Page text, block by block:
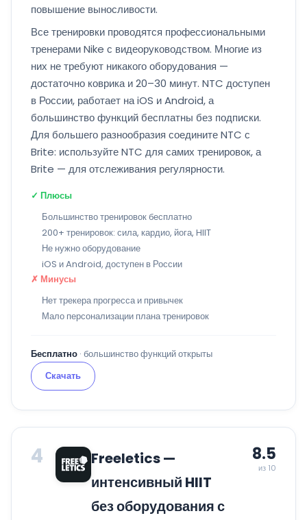
повышение выносливости.
Все тренировки проводятся профессиональными
тренерами Nike с видеоруководством. Многие из
них не требуют никакого оборудования —
достаточно коврика и 20–30 минут. NTC доступен
в России, работает на iOS и Android, а
большинство функций бесплатны без подписки.
Для большего разнообразия соедините NTC с
Brite: используйте NTC для самих тренировок, а
Brite — для отслеживания регулярности.
✓ Плюсы
Большинство тренировок бесплатно
200+ тренировок: сила, кардио, йога, HIIT
Не нужно оборудование
iOS и Android, доступен в России
✗ Минусы
Нет трекера прогресса и привычек
Мало персонализации плана тренировок
Бесплатно · большинство функций открыты
Скачать
4
Freeletics —
интенсивный HIIT
без оборудования с
8.5
из 10